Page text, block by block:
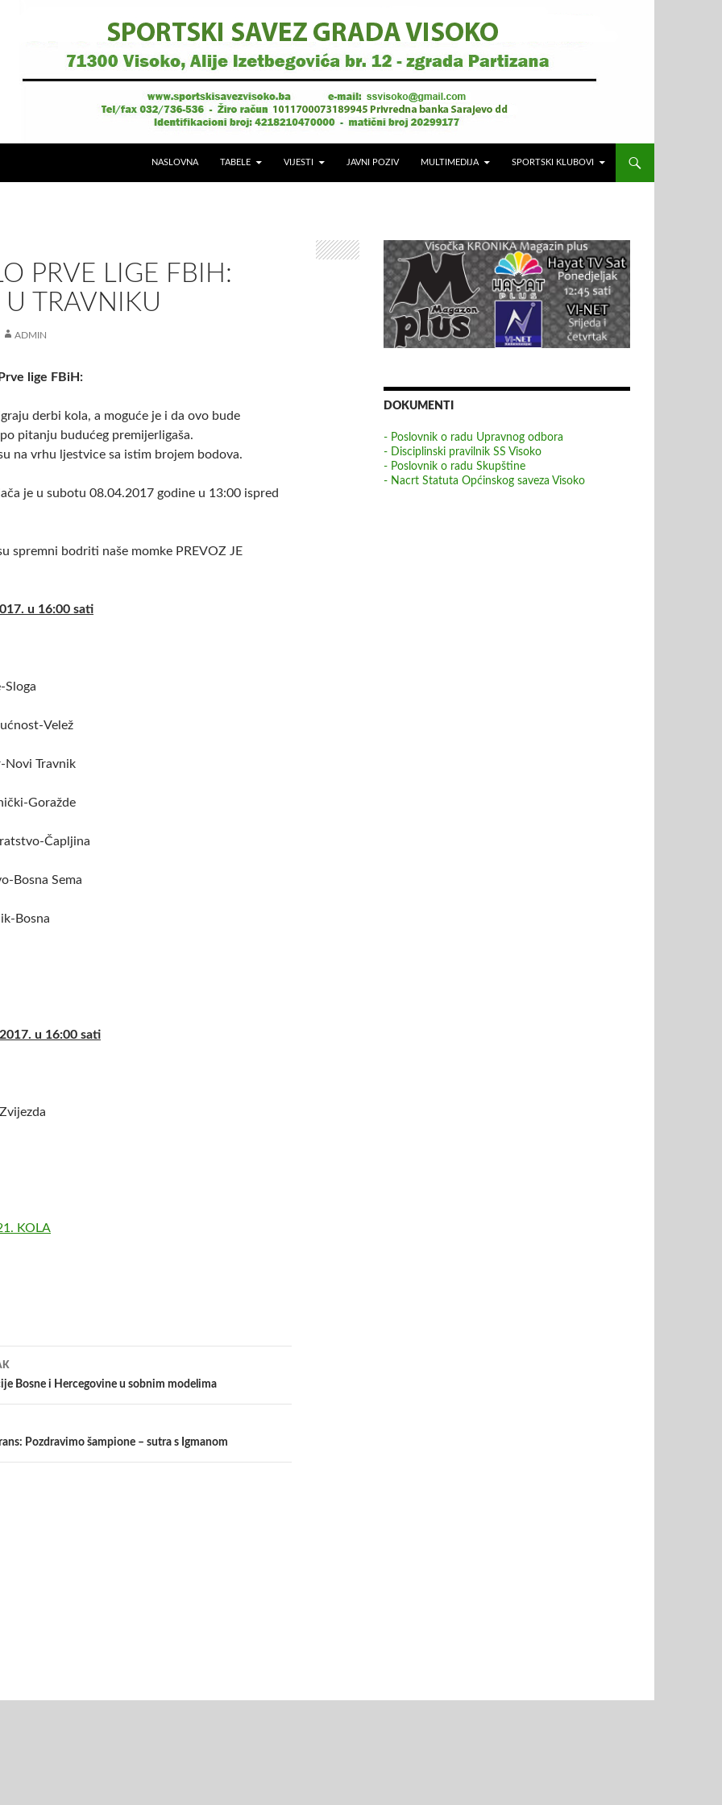
NASLOVNA TABELE VIJESTI JAVNI POZIV MULTIMEDIJA SPORTSKI KLUBOVI
PRVE LIGE FBIH:
U TRAVNIKU
ADMIN
lige FBiH:
derbi kola, a moguće je i da ovo bude
pitanju budućeg premijerligaša.
na vrhu ljestvice sa istim brojem bodova.
je u subotu 08.04.2017 godine u 13:00 ispred
spremni bodriti naše momke PREVOZ JE
u 16:00 sati
Sloga
Velež
Novi Travnik
Goražde
Čapljina
Bosna Sema
Bosna
u 16:00 sati
KOLA
Bosne i Hercegovine u sobnim modelima
Pozdravimo šampione – sutra s Igmanom
DOKUMENTI
- Poslovnik o radu Upravnog odbora
- Disciplinski pravilnik SS Visoko
- Poslovnik o radu Skupštine
- Nacrt Statuta Općinskog saveza Visoko